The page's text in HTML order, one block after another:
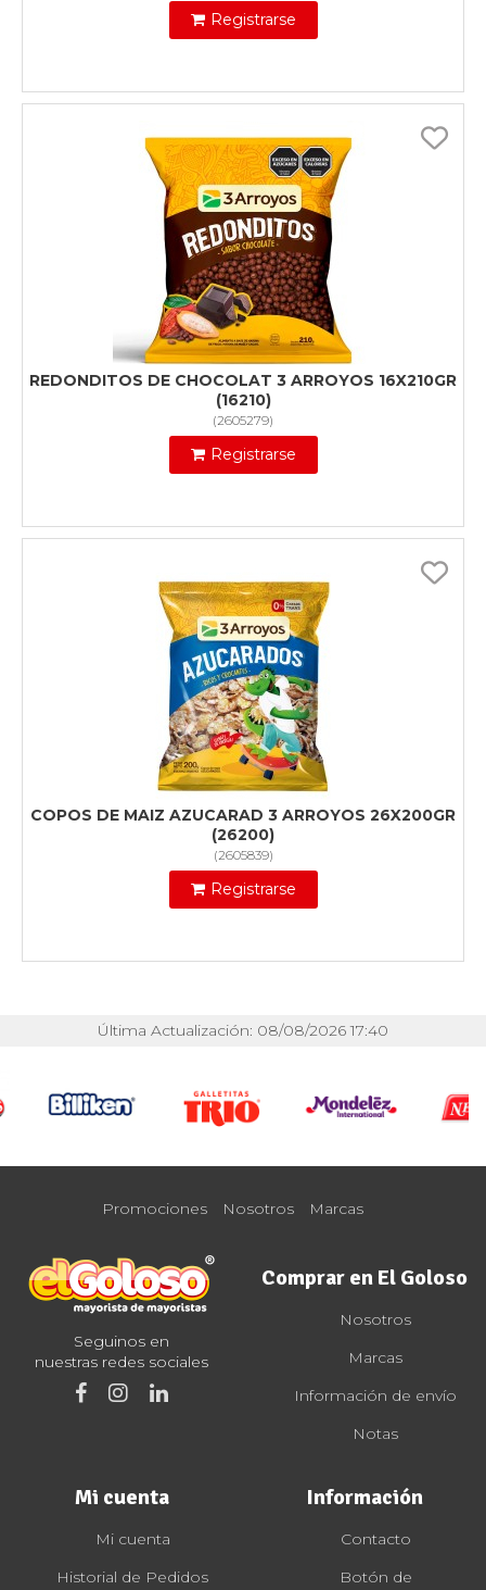
Registrarse
REDONDITOS DE CHOCOLAT 3 ARROYOS 16X210GR
(16210)
(2605279)
Registrarse
COPOS DE MAIZ AZUCARAD 3 ARROYOS 26X200GR
(26200)
(2605839)
Registrarse
Última Actualización: 08/08/2026 17:40
Promociones Nosotros Marcas
Seguinos en
nuestras redes sociales
Comprar en El Goloso
Nosotros
Marcas
Información de envío
Notas
Mi cuenta
Mi cuenta
Historial de Pedidos
Información
Contacto
Botón de